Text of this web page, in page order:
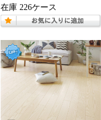
在庫 226ケース